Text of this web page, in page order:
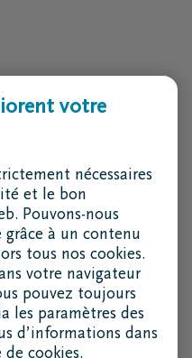
votre
nécessaires
et le bon
Pouvons-nous
grâce à un contenu
tous nos cookies.
votre navigateur
pouvez toujours
les paramètres des
d’informations dans
cookies.